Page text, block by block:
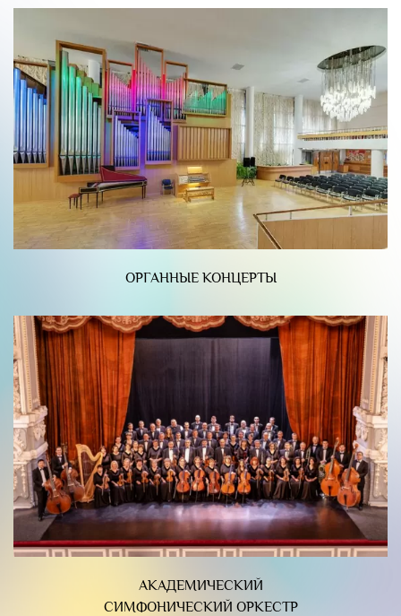
ОРГАННЫЕ КОНЦЕРТЫ
АКАДЕМИЧЕСКИЙ
СИМФОНИЧЕСКИЙ ОРКЕСТР